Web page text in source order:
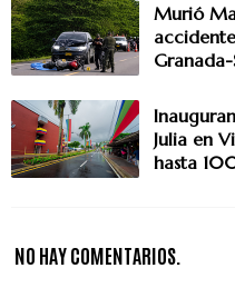
Murió
Julia en
hasta
NO HAY COMENTARIOS.